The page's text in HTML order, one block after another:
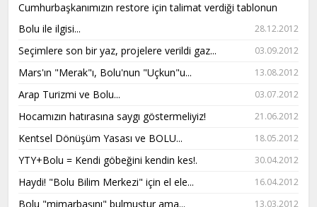
Cumhurbaşkanımızın restore için talimat verdiği tablonun
Bolu ile ilgisi...
28.12.2012
Seçimlere son bir yaz, projelere verildi gaz... 03.09.2012
Mars'ın "Merak"ı, Bolu'nun "Uçkun"u... 13.08.2012
Arap Turizmi ve Bolu... 03.07.2012
Hocamızın hatırasına saygı göstermeliyiz! 21.06.2012
Kentsel Dönüşüm Yasası ve BOLU... 18.05.2012
YTY+Bolu = Kendi göbeğini kendin kes!. 30.04.2012
Haydi! "Bolu Bilim Merkezi" için el ele... 16.04.2012
Bolu "mimarbaşını" bulmuştur ama... 13.03.2012